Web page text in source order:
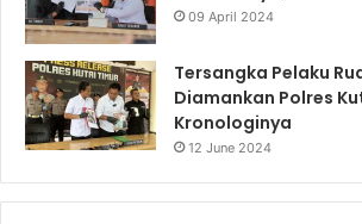
09 April 2024
Tersangka Pelaku
Diamankan Polres
Kronologinya
12 June 2024